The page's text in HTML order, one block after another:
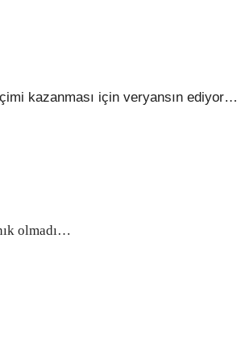
kazanması için veryansın ediyor…
olmadı…